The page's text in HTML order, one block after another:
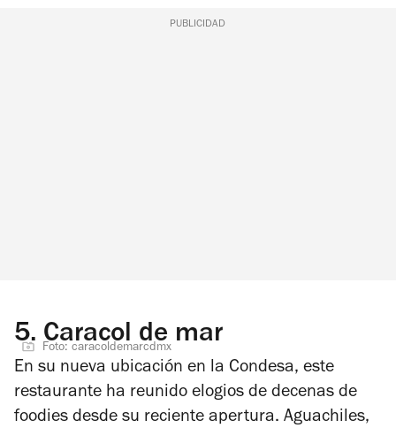
PUBLICIDAD
5. Caracol de mar
Foto: caracoldemarcdmx
En su nueva ubicación en la Condesa, este
restaurante ha reunido elogios de decenas de
foodies desde su reciente apertura. Aguachiles,